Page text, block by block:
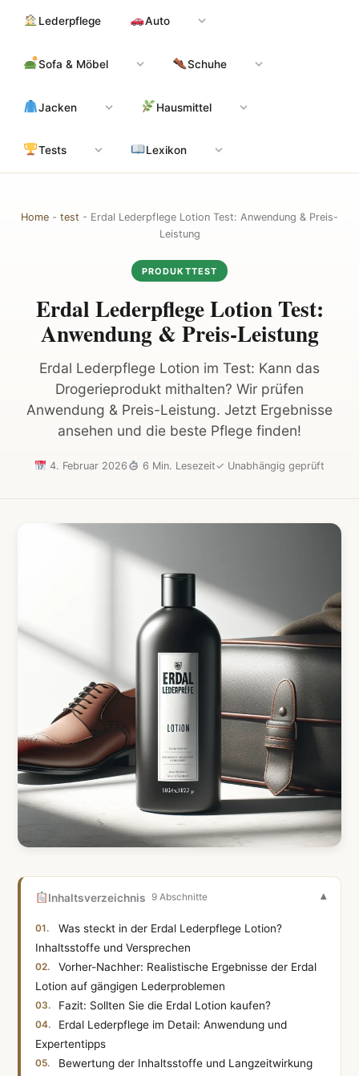
Inhalt
Lederpflege Auto
Sofa & Möbel Schuhe
Jacken Hausmittel
Tests Lexikon
Home - test - Erdal Lederpflege Lotion Test: Anwendung & Preis-
Leistung
PRODUKTTEST
Erdal Lederpflege Lotion Test:
Anwendung & Preis-Leistung
Erdal Lederpflege Lotion im Test: Kann das
Drogerieprodukt mithalten? Wir prüfen
Anwendung & Preis-Leistung. Jetzt Ergebnisse
ansehen und die beste Pflege finden!
4. Februar 2026 6 Min. Lesezeit✓ Unabhängig geprüft
Inhaltsverzeichnis 9 Abschnitte
Was steckt in der Erdal Lederpflege Lotion?
Inhaltsstoffe und Versprechen
Vorher-Nachher: Realistische Ergebnisse der Erdal
Lotion auf gängigen Lederproblemen
Fazit: Sollten Sie die Erdal Lotion kaufen?
Erdal Lederpflege im Detail: Anwendung und
Expertentipps
Bewertung der Inhaltsstoffe und Langzeitwirkung